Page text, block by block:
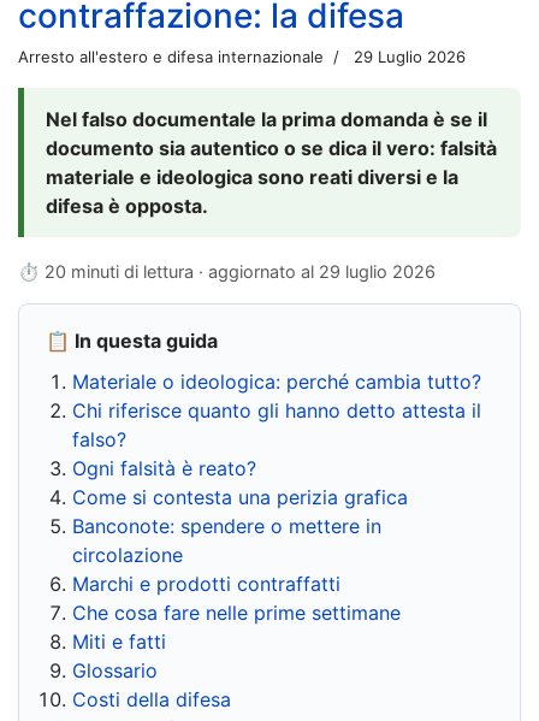
contraffazione: la difesa
Arresto all'estero e difesa internazionale 29 Luglio 2026
Nel falso documentale la prima domanda è se il
documento sia autentico o se dica il vero: falsità
materiale e ideologica sono reati diversi e la
difesa è opposta.
⏱ 20 minuti di lettura · aggiornato al 29 luglio 2026
📋 In questa guida
Materiale o ideologica: perché cambia tutto?
Chi riferisce quanto gli hanno detto attesta il
falso?
Ogni falsità è reato?
Come si contesta una perizia grafica
Banconote: spendere o mettere in
circolazione
Marchi e prodotti contraffatti
Che cosa fare nelle prime settimane
Miti e fatti
Glossario
Costi della difesa